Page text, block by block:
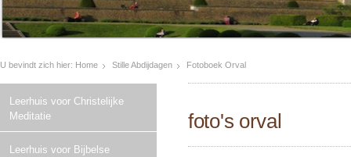
U bevindt zich hier: Home Stille Abdijdagen Fotoboek Orval
Leerhuis voor Christelijke
Meditatie
Leerhuis voor Bijbelse
foto's orval